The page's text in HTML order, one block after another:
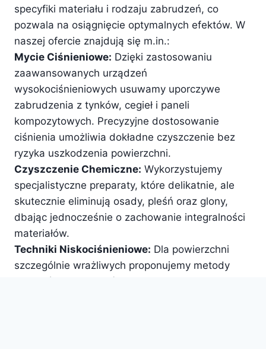
specyfiki materiału i rodzaju zabrudzeń, co
pozwala na osiągnięcie optymalnych efektów. W
naszej ofercie znajdują się m.in.:
Mycie Ciśnieniowe: Dzięki zastosowaniu
zaawansowanych urządzeń
wysokociśnieniowych usuwamy uporczywe
zabrudzenia z tynków, cegieł i paneli
kompozytowych. Precyzyjne dostosowanie
ciśnienia umożliwia dokładne czyszczenie bez
ryzyka uszkodzenia powierzchni.
Czyszczenie Chemiczne: Wykorzystujemy
specjalistyczne preparaty, które delikatnie, ale
skutecznie eliminują osady, pleśń oraz glony,
dbając jednocześnie o zachowanie integralności
materiałów.
Techniki Niskociśnieniowe: Dla powierzchni
szczególnie wrażliwych proponujemy metody